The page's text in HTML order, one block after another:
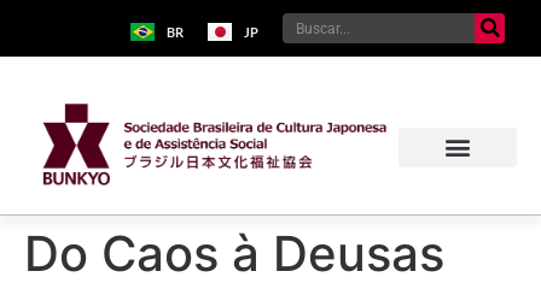
BR JP
Do Caos à Deusas